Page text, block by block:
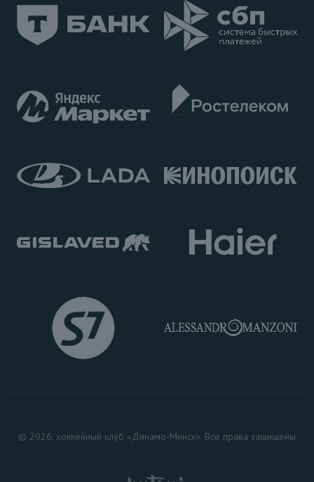
© 2026, хоккейный клуб «Динамо-Минск». Все права защищены